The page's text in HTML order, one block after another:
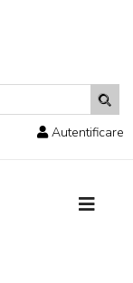
Autentificare